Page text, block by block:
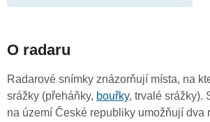
O radaru
Radarové snímky znázorňují místa, na
srážky (přeháňky, bouřky, trvalé srážky).
na území České republiky umožňují dva